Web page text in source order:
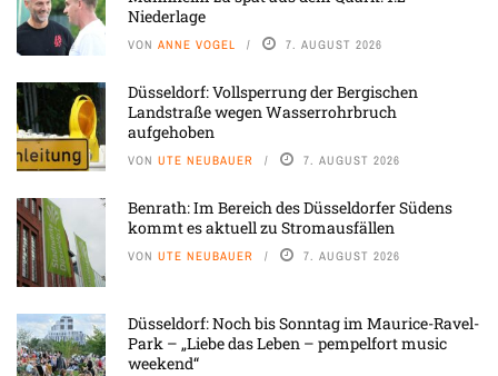
Niederlage
VON ANNE VOGEL 7. AUGUST 2026
Düsseldorf: Vollsperrung der Bergischen
Landstraße wegen Wasserrohrbruch
aufgehoben
VON UTE NEUBAUER 7. AUGUST 2026
Benrath: Im Bereich des Düsseldorfer Südens
kommt es aktuell zu Stromausfällen
VON UTE NEUBAUER 7. AUGUST 2026
Düsseldorf: Noch bis Sonntag im Maurice-Ravel-
Park – „Liebe das Leben – pempelfort music
weekend“